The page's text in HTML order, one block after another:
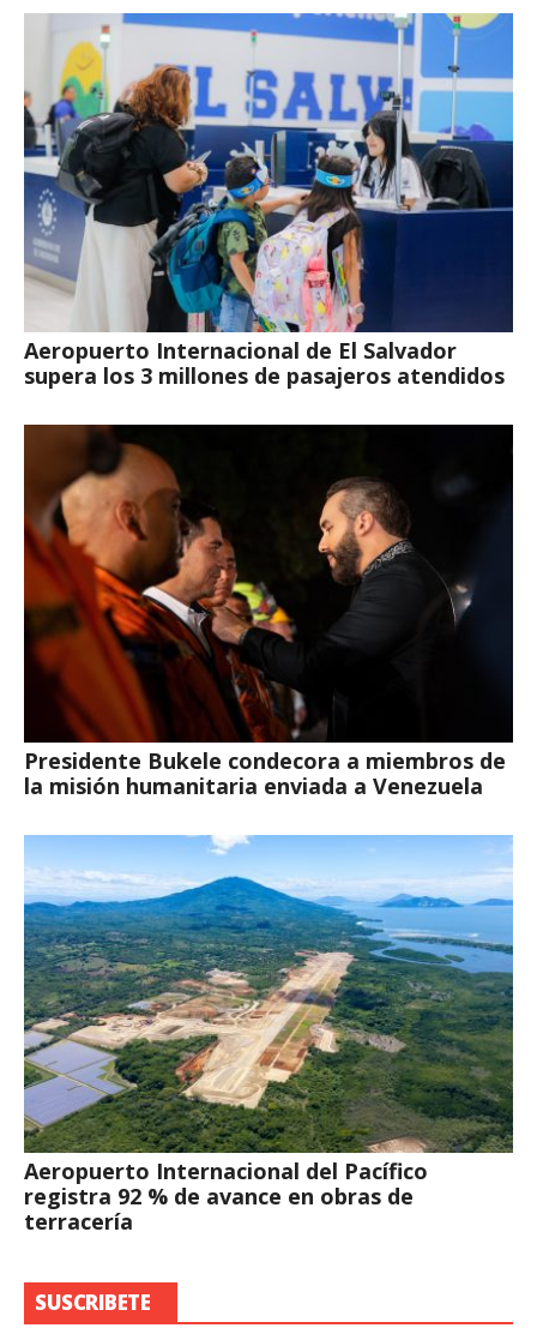
Aeropuerto Internacional de El Salvador
supera los 3 millones de pasajeros atendidos
Presidente Bukele condecora a miembros de
la misión humanitaria enviada a Venezuela
Aeropuerto Internacional del Pacífico
registra 92 % de avance en obras de
terracería
SUSCRIBETE